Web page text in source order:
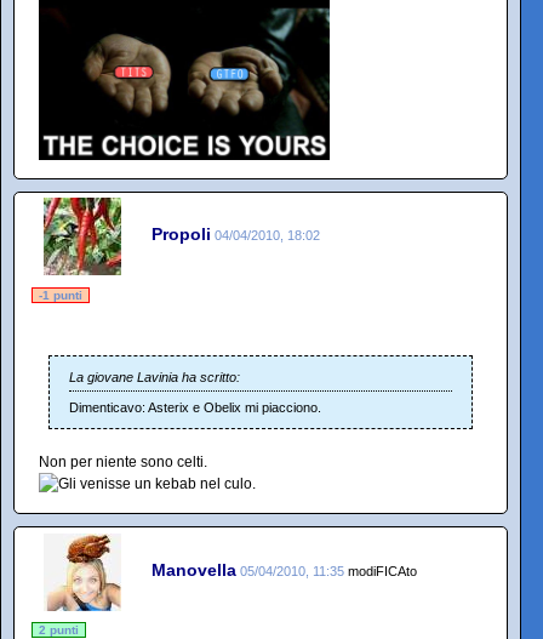
Propoli 04/04/2010, 18:02
-1 punti
La giovane Lavinia ha scritto:
Dimenticavo: Asterix e Obelix mi piacciono.
Non per niente sono celti.
Manovella 05/04/2010, 11:35 modiFICAto
2 punti